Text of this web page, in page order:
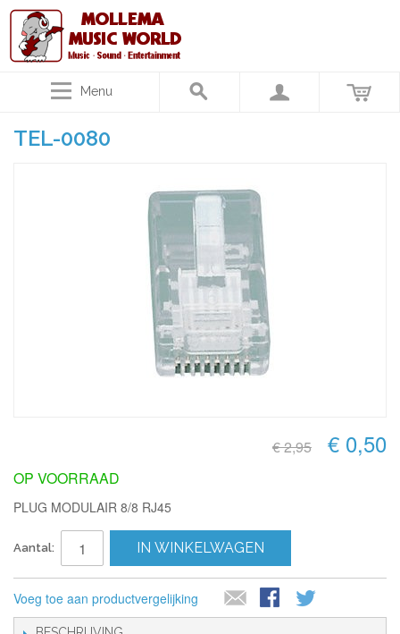
Menu
TEL-0080
€ 2,95 € 0,50
OP VOORRAAD
PLUG MODULAIR 8/8 RJ45
Aantal: IN WINKELWAGEN
Voeg toe aan productvergelijking